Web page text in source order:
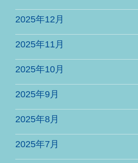
2025年12月
2025年11月
2025年10月
2025年9月
2025年8月
2025年7月